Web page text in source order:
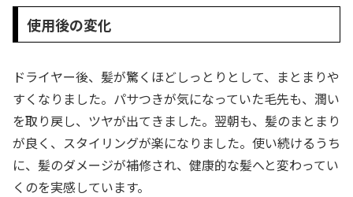
使用後の変化
ドライヤー後、髪が驚くほどしっとりとして、まとまりや
すくなりました。パサつきが気になっていた毛先も、潤い
を取り戻し、ツヤが出てきました。翌朝も、髪のまとまり
が良く、スタイリングが楽になりました。使い続けるうち
に、髪のダメージが補修され、健康的な髪へと変わってい
くのを実感しています。